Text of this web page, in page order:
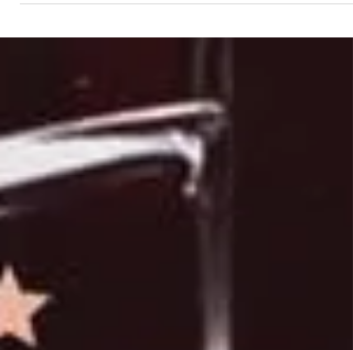
o Instituto Brasileiro de Desenvolvimento do
Esporte...